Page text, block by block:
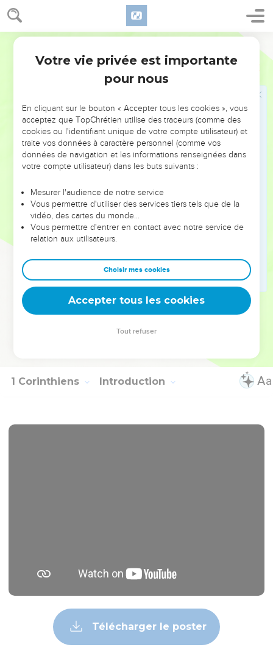
Romains 16
21 Timothée, mon compagnon d’œuvre, vous salue, ainsi que
Lucius, Jason et Sosipater, mes parents.
22
Seigneur.
Gaïus, mon hôte et celui de toute l’Église, vous salue.
Quartus.
[Que la grâce de notre Seigneur Jésus-Christ soit avec
vous tous ! Amen ! ]
Louange finale
A celui qui a le pouvoir de vous affermir selon mon
Évangile et la prédication de Jésus-Christ, conformément à
la révélation du mystère tenu secret dès l’origine des temps,
mais manifesté maintenant par les Écrits prophétiques,
toutes les nations en vue de l’obéissance de la foi, –
à Dieu, seul sage, la gloire, par Jésus-Christ, aux siècles
des siècles ! Amen !
© Société biblique française – Bibli’O, 1978, avec autorisation. Pour vous procurer
1 Corinthiens Introduction
Télécharger le poster
Votre vie privée est importante
pour nous
En cliquant sur le bouton « Accepter tous les cookies », vous
acceptez que TopChrétien utilise des traceurs (comme des
cookies ou l'identifiant unique de votre compte utilisateur) et
traite vos données à caractère personnel (comme vos
données de navigation et les informations renseignées dans
votre compte utilisateur) dans les buts suivants :
Mesurer l'audience de notre service
Vous permettre d'utiliser des services tiers tels que de la
vidéo, des cartes du monde…
Vous permettre d'entrer en contact avec notre service de
relation aux utilisateurs.
Choisir mes cookies
Accepter tous les cookies
Tout refuser